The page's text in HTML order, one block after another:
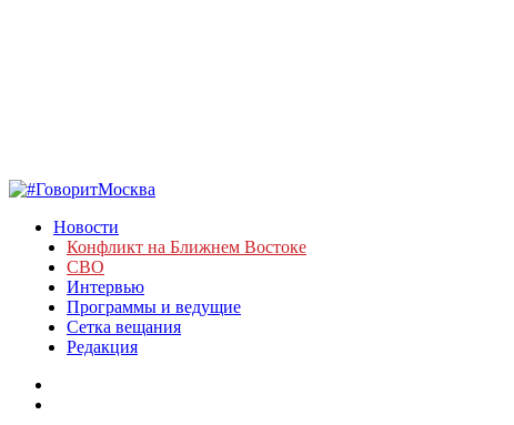
Новости
Конфликт на Ближнем Востоке
СВО
Интервью
Программы и ведущие
Сетка вещания
Редакция